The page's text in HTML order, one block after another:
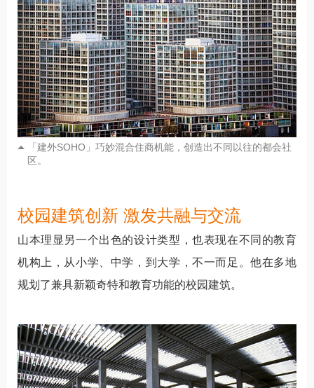
「建外SOHO」巧妙混合住商机能，创造出不同以往的都会社
区。
校园建筑创新 激发共融与交流
山本理显另一个出色的设计类型，也表现在不同的教育
机构上，从小学、中学，到大学，不一而足。他在多地
规划了兼具新颖奇特和教育功能的校园建筑。